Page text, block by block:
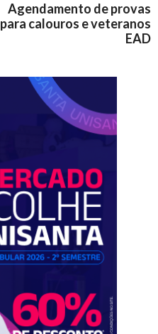
Agendamento de provas
para calouros e veteranos
EAD